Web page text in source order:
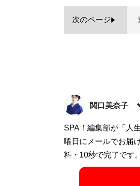
次のページ
関口美奈子
恋愛コーチ。結婚相
シャルサイト「
で総再生数が5000万
SPA！編集部が「人
曜日にメールでお届
料・10秒で完了です。